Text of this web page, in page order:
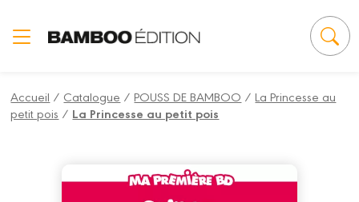
Accueil / Catalogue /POUSS DE BAMBOO /La Princesse au
petit pois / La Princesse au petit pois